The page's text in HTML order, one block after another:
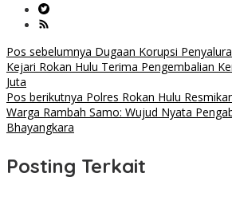
Navigasi
pos
Pos sebelumnya Dugaan Korupsi
Kejari Rokan Hulu Terima Pengembalian
Juta
Pos berikutnya Polres Rokan Hulu
Warga Rambah Samo: Wujud Nyata
Bhayangkara
Posting Terkait